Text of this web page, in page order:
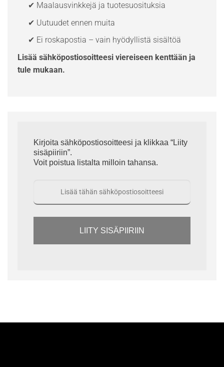
✔ Maalausvinkkejä ja tuotesuosituksia
✔ Uutuudet ennen muita
✔ Ei roskapostia – vain hyödyllistä sisältöä
Lisää sähköpostiosoitteesi viereiseen kenttään ja
tule mukaan.
Kirjoita sähköpostiosoitteesi ja klikkaa “Liity
sisäpiiriin”.
Voit poistua listalta milloin tahansa.
LIITY SISÄPIIRIIN